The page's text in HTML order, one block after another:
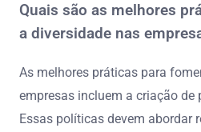
Quais são as melhores
a diversidade nas
As melhores práticas para
empresas incluem a criação
Essas políticas devem abordar